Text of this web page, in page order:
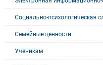
Социально-психологическая
Семейные ценности
Ученикам